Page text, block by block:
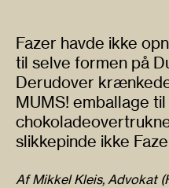
Fazer havde ikke
til selve formen på
Derudover
MUMS! emballage til
slikkepinde ikke
Af Mikkel Kleis, Advokat